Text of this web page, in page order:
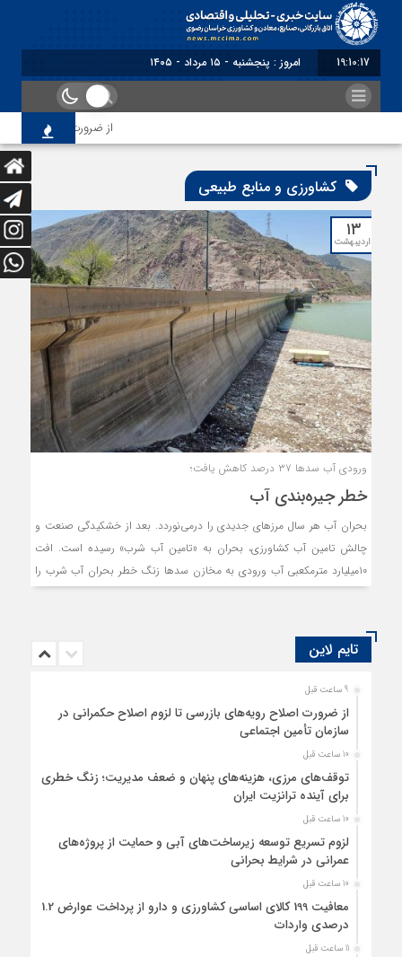
19:10:18 امروز : پنجشنبه - ۱۵ مرداد - ۱۴۰۵
از ضرورت اصلاح
کشاورزی و منابع طبیعی
۱۳
اردیبهشت
ورودی آب سدها ۳۷ درصد کاهش یافت؛
خطر جیره‌بندی آب‌
بحران آب هر سال مرزهای جدیدی را درمی‌نوردد. بعد از خشکیدگی صنعت و
چالش تامین آب کشاورزی، بحران به «تامین آب شرب» رسیده است. افت
۱۰میلیارد مترمکعبی آب ورودی به مخازن سدها زنگ خطر بحران آب شرب را
«فایننشال‏‌تایمز»، فرونشست زمین در ایران را «بحران فوری یک چالش دیرینه»
توصیف می‌کند.
تایم لاین
9 ساعت قبل
از ضرورت اصلاح رویه‌های بازرسی تا لزوم اصلاح حکمرانی در
سازمان تأمین اجتماعی
10 ساعت قبل
توقف‌های مرزی، هزینه‌های پنهان و ضعف مدیریت؛ زنگ خطری
برای آینده ترانزیت ایران
10 ساعت قبل
لزوم تسریع توسعه زیرساخت‌های آبی و حمایت از پروژه‌های
عمرانی در شرایط بحرانی
10 ساعت قبل
معافیت 199 کالای اساسی کشاورزی و دارو از پرداخت عوارض 1.2
درصدی واردات
11 ساعت قبل